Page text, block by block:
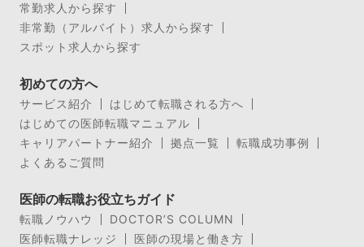
常勤求人から探す
非常勤（アルバイト）求人から探す
スポット求人から探す
初めての方へ
サービス紹介
はじめて転職される方へ
はじめての医師転職マニュアル
キャリアパートナー紹介
拠点一覧
転職成功事例
よくあるご質問
医師の転職お役立ちガイド
転職ノウハウ
DOCTOR’S COLUMN
医師転職ナレッジ
医師の現場と働き方